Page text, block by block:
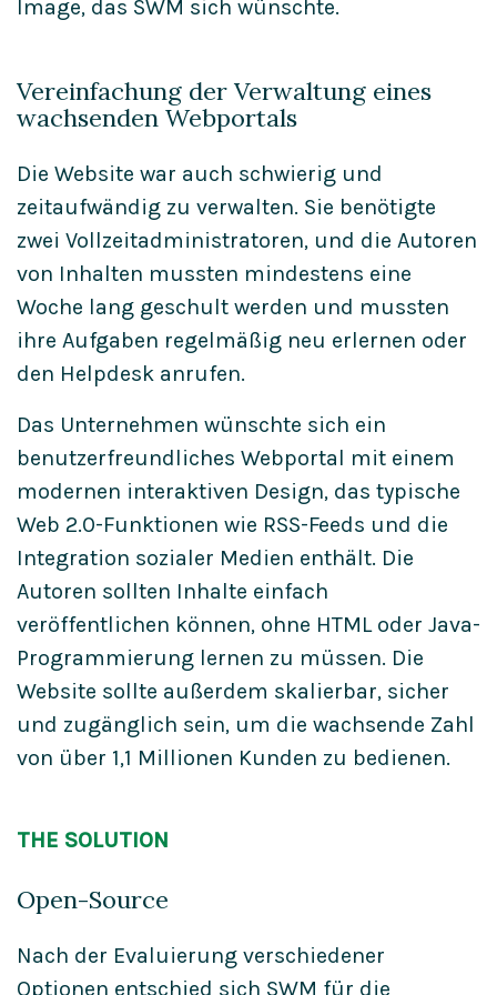
Image, das SWM sich wünschte.
Vereinfachung der Verwaltung eines
wachsenden Webportals
Die Website war auch schwierig und
zeitaufwändig zu verwalten. Sie benötigte
zwei Vollzeitadministratoren, und die Autoren
von Inhalten mussten mindestens eine
Woche lang geschult werden und mussten
ihre Aufgaben regelmäßig neu erlernen oder
den Helpdesk anrufen.
Das Unternehmen wünschte sich ein
benutzerfreundliches Webportal mit einem
modernen interaktiven Design, das typische
Web 2.0-Funktionen wie RSS-Feeds und die
Integration sozialer Medien enthält. Die
Autoren sollten Inhalte einfach
veröffentlichen können, ohne HTML oder Java-
Programmierung lernen zu müssen. Die
Website sollte außerdem skalierbar, sicher
und zugänglich sein, um die wachsende Zahl
von über 1,1 Millionen Kunden zu bedienen.
THE SOLUTION
Open-Source
Nach der Evaluierung verschiedener
Optionen entschied sich SWM für die